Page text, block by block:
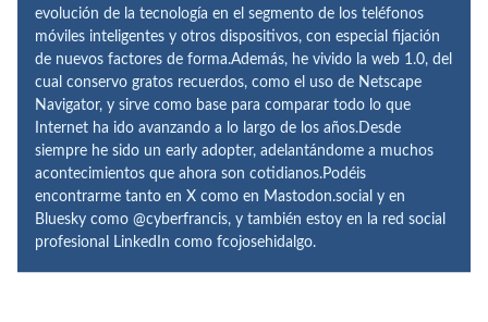
evolución de la tecnología en el segmento de los teléfonos
móviles inteligentes y otros dispositivos, con especial fijación
de nuevos factores de forma.Además, he vivido la web 1.0, del
cual conservo gratos recuerdos, como el uso de Netscape
Navigator, y sirve como base para comparar todo lo que
Internet ha ido avanzando a lo largo de los años.Desde
siempre he sido un early adopter, adelantándome a muchos
acontecimientos que ahora son cotidianos.Podéis
encontrarme tanto en X como en Mastodon.social y en
Bluesky como @cyberfrancis, y también estoy en la red social
profesional LinkedIn como fcojosehidalgo.